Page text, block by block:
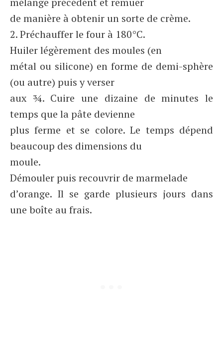
de manière à obtenir un sorte de crème.
2. Préchauffer le four à 180°C.
Huiler légèrement des moules (en
métal ou silicone) en forme de demi-sphère
(ou autre) puis y verser
aux ¾. Cuire une dizaine de minutes le
temps que la pâte devienne
plus ferme et se colore. Le temps dépend
beaucoup des dimensions du
moule.
Démouler puis recouvrir de marmelade
d’orange. Il se garde plusieurs jours dans
une boîte au frais.